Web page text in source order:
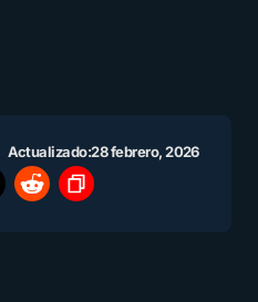
Actualizado:28 febrero, 2026